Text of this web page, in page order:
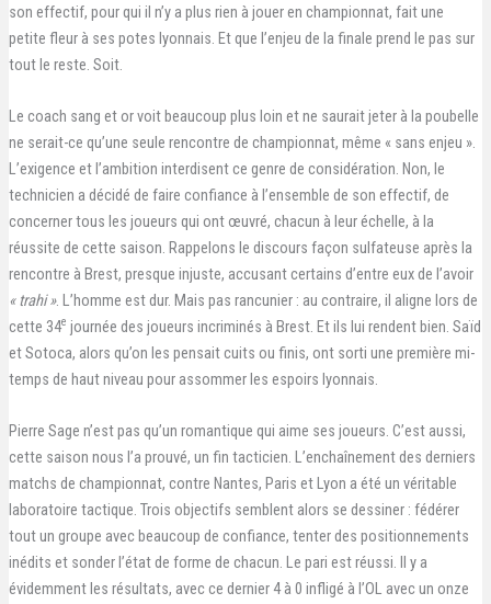
son effectif, pour qui il n’y a plus rien à jouer en championnat, fait une
petite fleur à ses potes lyonnais. Et que l’enjeu de la finale prend le pas sur
tout le reste. Soit.
Le coach sang et or voit beaucoup plus loin et ne saurait jeter à la poubelle
ne serait-ce qu’une seule rencontre de championnat, même « sans enjeu ».
L’exigence et l’ambition interdisent ce genre de considération. Non, le
technicien a décidé de faire confiance à l’ensemble de son effectif, de
concerner tous les joueurs qui ont œuvré, chacun à leur échelle, à la
réussite de cette saison. Rappelons le discours façon sulfateuse après la
rencontre à Brest, presque injuste, accusant certains d’entre eux de l’avoir
« trahi ». L’homme est dur. Mais pas rancunier : au contraire, il aligne lors de
cette 34e journée des joueurs incriminés à Brest. Et ils lui rendent bien. Saïd
et Sotoca, alors qu’on les pensait cuits ou finis, ont sorti une première mi-
temps de haut niveau pour assommer les espoirs lyonnais.
Pierre Sage n’est pas qu’un romantique qui aime ses joueurs. C’est aussi,
cette saison nous l’a prouvé, un fin tacticien. L’enchaînement des derniers
matchs de championnat, contre Nantes, Paris et Lyon a été un véritable
laboratoire tactique. Trois objectifs semblent alors se dessiner : fédérer
tout un groupe avec beaucoup de confiance, tenter des positionnements
inédits et sonder l’état de forme de chacun. Le pari est réussi. Il y a
évidemment les résultats, avec ce dernier 4 à 0 infligé à l’OL avec un onze